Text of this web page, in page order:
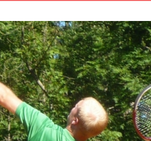
Weiss
Dinslaken